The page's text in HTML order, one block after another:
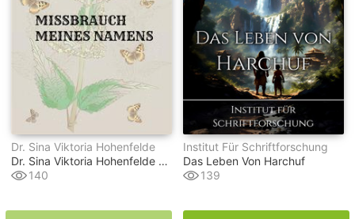
Dr. Sina Viktoria Hohenfelde
Dr. Sina Viktoria Hohenfelde - Missbrauch Meines Namens
140
Institut Für Schriftforschung
Das Leben Von Harchuf
139